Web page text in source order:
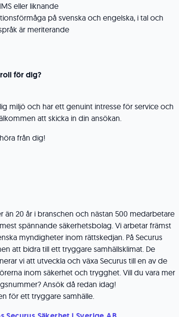
eller liknande
på svenska och engelska, i tal och
är meriterande
för dig?
miljö och har ett genuint intresse för service och
att skicka in din ansökan.
från dig!
än 20 år i branschen och nästan 500 medarbetare
spännande säkerhetsbolag. Vi arbetar främst
myndigheter inom rättskedjan. På Securus
att bidra till ett tryggare samhällsklimat. De
vi att utveckla och växa Securus till en av de
inom säkerhet och trygghet. Vill du vara mer
Ansök då redan idag!
för ett tryggare samhälle.